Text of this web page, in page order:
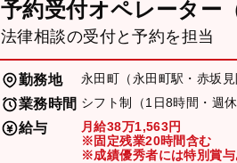
予約受付オペレーター
法律相談の受付と予約を担当
勤務地 永田町（永田町駅・赤坂見
業務時間 シフト制（1日8時間・週休
給与
月給38万1,563円
※固定残業20時間含む
※成績優秀者には特別賞与